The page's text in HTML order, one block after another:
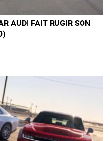
AUDI FAIT RUGIR SON